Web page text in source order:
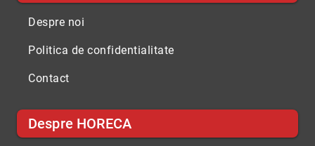
Despre noi
Politica de confidentialitate
Contact
Despre HORECA